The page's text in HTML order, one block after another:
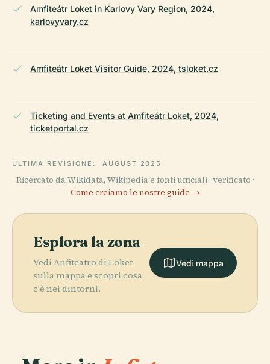
Amfiteátr Loket in Karlovy Vary Region, 2024,
karlovyvary.cz
Amfiteátr Loket Visitor Guide, 2024, tsloket.cz
Ticketing and Events at Amfiteátr Loket, 2024,
ticketportal.cz
ULTIMA REVISIONE: AUGUST 2025
Ricercato da Wikidata, Wikipedia e fonti ufficiali · verificato ·
Come creiamo le nostre guide →
Esplora la zona
Vedi Anfiteatro di Loket
sulla mappa e scopri cosa
c'è nei dintorni.
Vedi mappa